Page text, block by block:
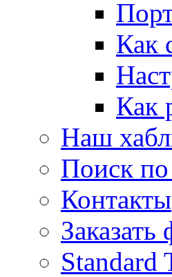
Как
Как
Наш
Поиск по
Контакты
Standard